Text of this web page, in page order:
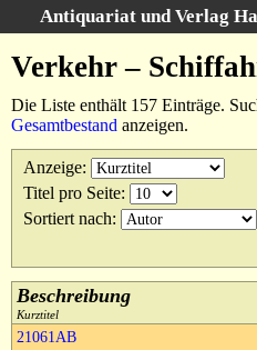
Antiquariat und Verlag
Unsere Bücher
Suche
Gebiete
Suchergebnisse
Warenkorb
Kataloge
Über uns
Verkehr –
Die Liste enthält 157 Einträge.
Gesamtbestand anzeigen.
Anzeige:
Titel pro Seite:
Sortiert nach:
Beschreibung
Kurztitel
21061AB